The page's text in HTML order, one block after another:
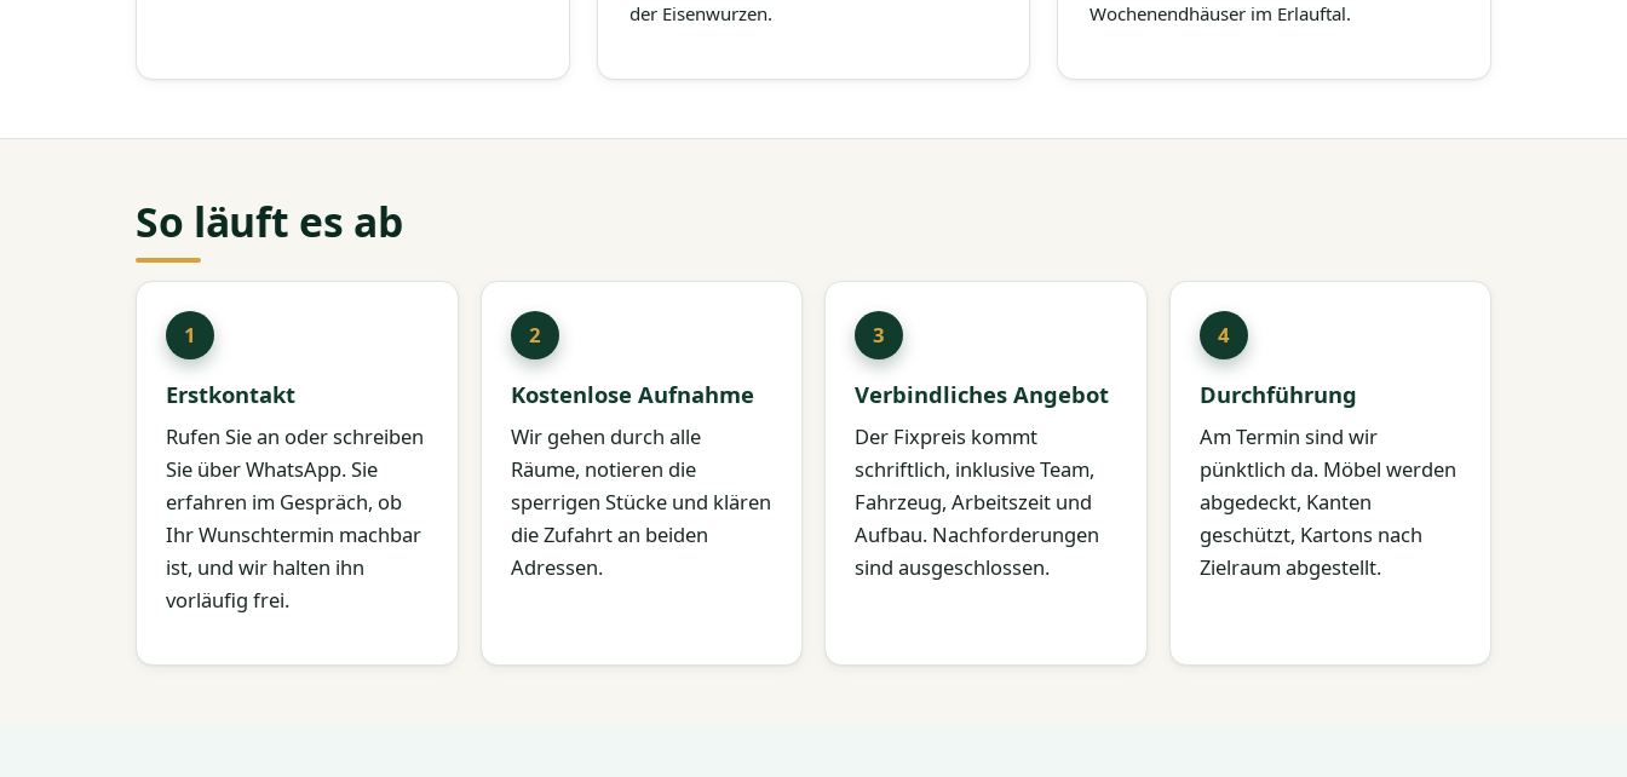
der Eisenwurzen.
Wochenendhäuser im Erlauftal.
So läuft es ab
Erstkontakt
Rufen Sie an oder schreiben
Sie über WhatsApp. Sie
erfahren im Gespräch, ob
Ihr Wunschtermin machbar
ist, und wir halten ihn
vorläufig frei.
Kostenlose Aufnahme
Wir gehen durch alle
Räume, notieren die
sperrigen Stücke und klären
die Zufahrt an beiden
Adressen.
Verbindliches Angebot
Der Fixpreis kommt
schriftlich, inklusive Team,
Fahrzeug, Arbeitszeit und
Aufbau. Nachforderungen
sind ausgeschlossen.
Durchführung
Am Termin sind wir
pünktlich da. Möbel werden
abgedeckt, Kanten
geschützt, Kartons nach
Zielraum abgestellt.